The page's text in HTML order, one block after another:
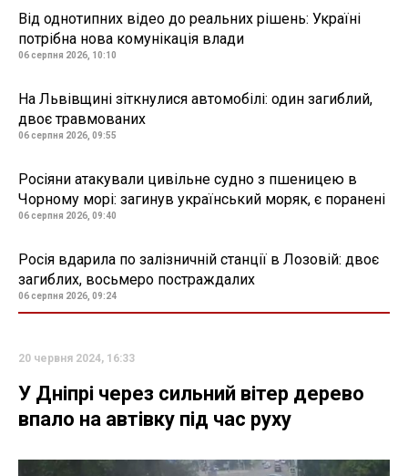
Від однотипних відео до реальних рішень: Україні
потрібна нова комунікація влади
06 серпня 2026, 10:10
На Львівщині зіткнулися автомобілі: один загиблий,
двоє травмованих
06 серпня 2026, 09:55
Росіяни атакували цивільне судно з пшеницею в
Чорному морі: загинув український моряк, є поранені
06 серпня 2026, 09:40
Росія вдарила по залізничній станції в Лозовій: двоє
загиблих, восьмеро постраждалих
06 серпня 2026, 09:24
20 червня 2024, 16:33
У Дніпрі через сильний вітер дерево
впало на автівку під час руху